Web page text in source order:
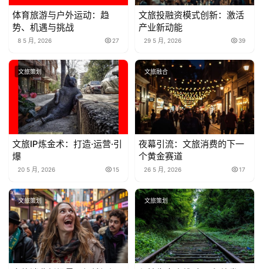
体育旅游与户外运动：趋
势、机遇与挑战
8 5 月, 2026 27
文旅投融资模式创新：激活
产业新动能
29 5 月, 2026 39
文旅策划
文旅IP炼金术：打造·运营·引
爆
20 5 月, 2026 15
文旅融合
夜幕引流：文旅消费的下一
个黄金赛道
26 5 月, 2026 17
文旅策划 文旅策划